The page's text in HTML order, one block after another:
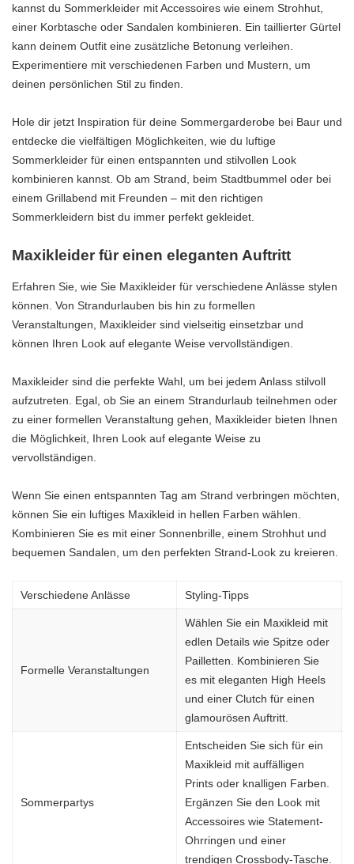
kannst du Sommerkleider mit Accessoires wie einem Strohhut,
einer Korbtasche oder Sandalen kombinieren. Ein taillierter Gürtel
kann deinem Outfit eine zusätzliche Betonung verleihen.
Experimentiere mit verschiedenen Farben und Mustern, um
deinen persönlichen Stil zu finden.
Hole dir jetzt Inspiration für deine Sommergarderobe bei Baur und
entdecke die vielfältigen Möglichkeiten, wie du luftige
Sommerkleider für einen entspannten und stilvollen Look
kombinieren kannst. Ob am Strand, beim Stadtbummel oder bei
einem Grillabend mit Freunden – mit den richtigen
Sommerkleidern bist du immer perfekt gekleidet.
Maxikleider für einen eleganten Auftritt
Erfahren Sie, wie Sie Maxikleider für verschiedene Anlässe stylen
können. Von Strandurlauben bis hin zu formellen
Veranstaltungen, Maxikleider sind vielseitig einsetzbar und
können Ihren Look auf elegante Weise vervollständigen.
Maxikleider sind die perfekte Wahl, um bei jedem Anlass stilvoll
aufzutreten. Egal, ob Sie an einem Strandurlaub teilnehmen oder
zu einer formellen Veranstaltung gehen, Maxikleider bieten Ihnen
die Möglichkeit, Ihren Look auf elegante Weise zu
vervollständigen.
Wenn Sie einen entspannten Tag am Strand verbringen möchten,
können Sie ein luftiges Maxikleid in hellen Farben wählen.
Kombinieren Sie es mit einer Sonnenbrille, einem Strohhut und
bequemen Sandalen, um den perfekten Strand-Look zu kreieren.
Verschiedene Anlässe Styling-Tipps
Formelle Veranstaltungen
Wählen Sie ein Maxikleid mit
edlen Details wie Spitze oder
Pailletten. Kombinieren Sie
es mit eleganten High Heels
und einer Clutch für einen
glamourösen Auftritt.
Sommerpartys
Entscheiden Sie sich für ein
Maxikleid mit auffälligen
Prints oder knalligen Farben.
Ergänzen Sie den Look mit
Accessoires wie Statement-
Ohrringen und einer
trendigen Crossbody-Tasche.